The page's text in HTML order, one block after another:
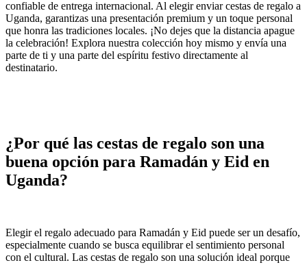
confiable de entrega internacional. Al elegir enviar cestas de regalo a
Uganda, garantizas una presentación premium y un toque personal
que honra las tradiciones locales. ¡No dejes que la distancia apague
la celebración! Explora nuestra colección hoy mismo y envía una
parte de ti y una parte del espíritu festivo directamente al
destinatario.
¿Por qué las cestas de regalo son una
buena opción para Ramadán y Eid en
Uganda?
Elegir el regalo adecuado para Ramadán y Eid puede ser un desafío,
especialmente cuando se busca equilibrar el sentimiento personal
con el cultural. Las cestas de regalo son una solución ideal porque